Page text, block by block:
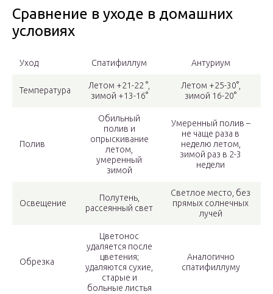
Сравнение в уходе в домашних
условиях
Уход Спатифиллум Антуриум
Температура
Летом +21-22 °,
зимой +13-16°
Летом +25-30°,
зимой 16-20°
Полив
Обильный
полив и
опрыскивание
летом,
умеренный
зимой
Умеренный полив –
не чаще раза в
неделю летом,
зимой раз в 2-3
недели
Освещение
Полутень,
рассеянный свет
Светлое место, без
прямых солнечных
лучей
Обрезка
Цветонос
удаляется после
цветения;
удаляются сухие,
старые и
больные листья
Аналогично
спатифиллуму